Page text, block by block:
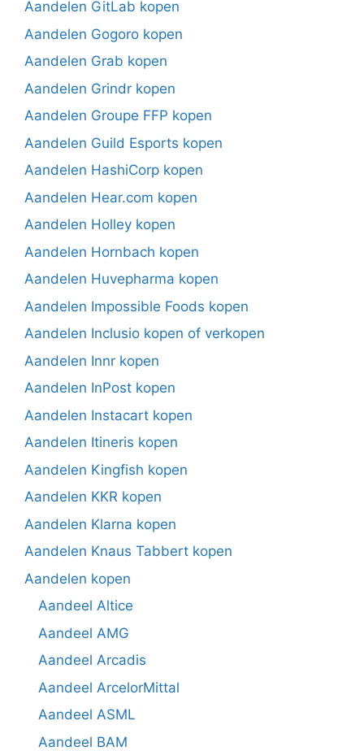
Aandelen GitLab kopen
Aandelen Gogoro kopen
Aandelen Grab kopen
Aandelen Grindr kopen
Aandelen Groupe FFP kopen
Aandelen Guild Esports kopen
Aandelen HashiCorp kopen
Aandelen Hear.com kopen
Aandelen Holley kopen
Aandelen Hornbach kopen
Aandelen Huvepharma kopen
Aandelen Impossible Foods kopen
Aandelen Inclusio kopen of verkopen
Aandelen Innr kopen
Aandelen InPost kopen
Aandelen Instacart kopen
Aandelen Itineris kopen
Aandelen Kingfish kopen
Aandelen KKR kopen
Aandelen Klarna kopen
Aandelen Knaus Tabbert kopen
Aandelen kopen
Aandeel Altice
Aandeel AMG
Aandeel Arcadis
Aandeel ArcelorMittal
Aandeel ASML
Aandeel BAM